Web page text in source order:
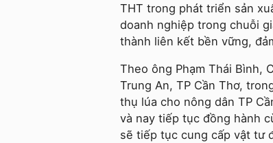
THT trong phát triển sản
doanh nghiệp trong chuỗi
thành liên kết bền vững,
Theo ông Phạm Thái Bình,
Trung An, TP Cần Thơ,
thụ lúa cho nông dân TP
và nay tiếp tục đồng hành
sẽ tiếp tục cung cấp vật tư